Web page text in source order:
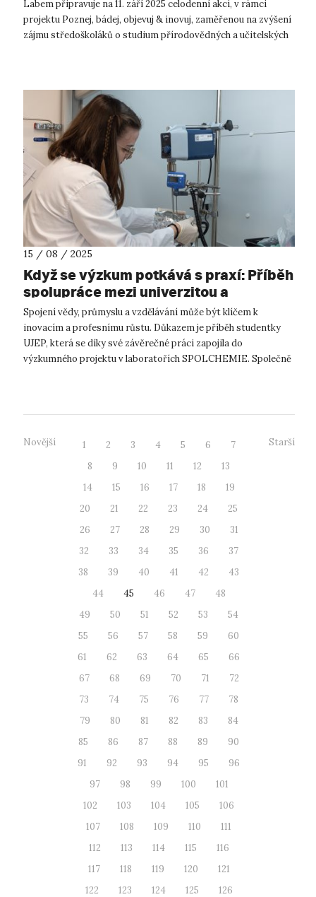
Labem připravuje na 11. září 2025 celodenní akci, v rámci
projektu Poznej, bádej, objevuj & inovuj, zaměřenou na zvýšení
zájmu středoškoláků o studium přírodovědných a učitelských
15 / 08 / 2025
Když se výzkum potkává s praxí: Příběh
spolupráce mezi univerzitou a
SPOLCHEMIÍ
Spojení vědy, průmyslu a vzdělávání může být klíčem k
inovacím a profesnímu růstu. Důkazem je příběh studentky
UJEP, která se díky své závěrečné práci zapojila do
výzkumného projektu v laboratořích SPOLCHEMIE. Společně
Novější 1 2 3 4 5 6
7
8
9 10 11 12
13
14
15 16 17 18
19
20
21 22 23 24
25
26
27 28 29 30
31
32
33 34 35 36
37
38
39 40 41 42
43
44
45 46 47
48
49
50 51 52 53
54
55
56 57 58 59
60
61
62 63 64 65
66
67
68 69 70 71
72
73
74 75 76 77
78
79
80 81 82 83
84
85
86 87 88 89
90
91
92 93 94 95
96
97
98 99 100
101
102
103 104 105
106
107
108 109 110
111
112
113 114 115
116
117
118 119 120
121
122
123 124 125
126
Starší